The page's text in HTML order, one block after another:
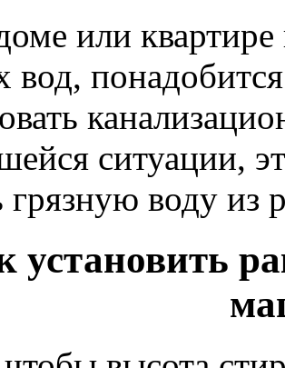
или
вод,
ситуации,
грязную воду из
установить